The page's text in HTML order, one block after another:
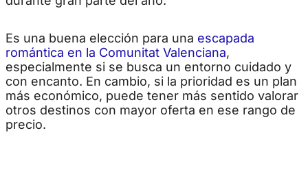
Es una buena elección para una escapada
romántica en la Comunitat Valenciana,
especialmente si se busca un entorno cuidado y
con encanto. En cambio, si la prioridad es un plan
más económico, puede tener más sentido valorar
otros destinos con mayor oferta en ese rango de
precio.